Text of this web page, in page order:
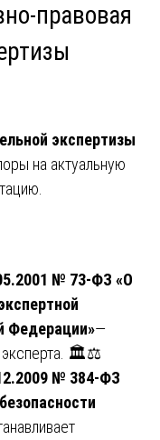
правовая
экспертизы
на актуальную
№ 73-ФЗ «О
Федерации»—
эксперта. 🏛️⚖️
№ 384-ФЗ